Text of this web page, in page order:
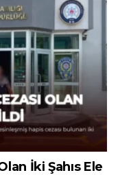
İki Şahıs Ele